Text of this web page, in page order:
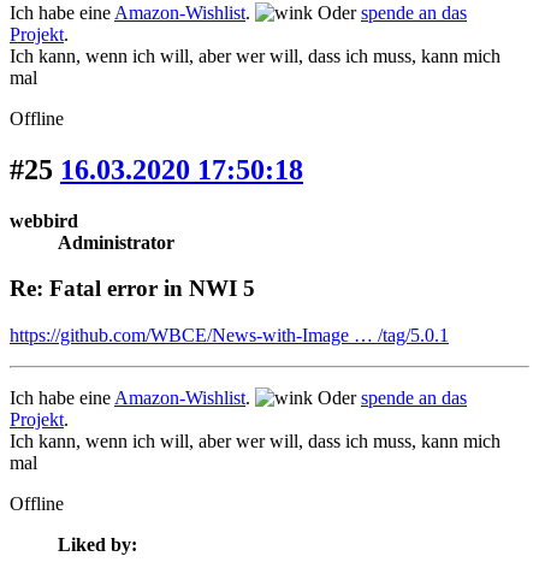
Ich habe eine Amazon-Wishlist. Oderspende an das
Projekt.
Ich kann, wenn ich will, aber wer will, dass ich muss, kann mich
mal
Offline
#25 16.03.2020 17:50:18
webbird
Administrator
Re: Fatal error in NWI 5
https://github.com/WBCE/News-with-Image … /tag/5.0.1
Ich habe eine Amazon-Wishlist. Oderspende an das
Projekt.
Ich kann, wenn ich will, aber wer will, dass ich muss, kann mich
mal
Offline
Liked by: